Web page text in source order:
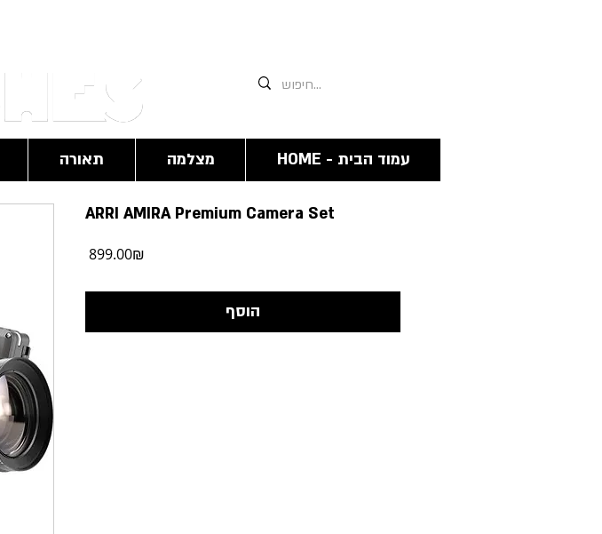
תאורה מצלמה HOME - עמוד הבית
ARRI AMIRA Premium Camera Set
‏899.00 ‏₪
הוסף